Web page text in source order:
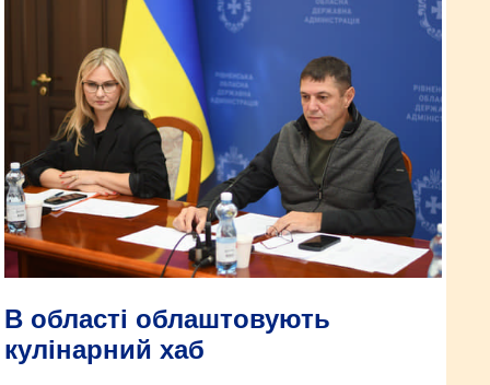
В області облаштовують
кулінарний хаб